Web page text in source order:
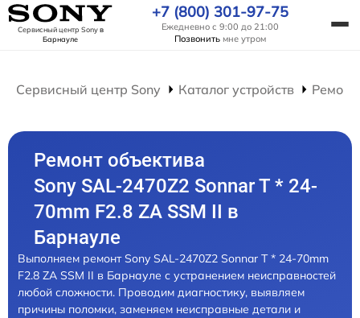
Сервисный центр Sonyв
Барнауле
+7 (800) 301-97-75
Ежедневно с 9:00 до 21:00
Позвонить мне утром
Сервисный центр Sony Каталог устройств
Ремонт объектива
Sony SAL-2470Z2 Sonnar T * 24-
70mm F2.8 ZA SSM II в
Барнауле
Выполняем ремонт Sony SAL-2470Z2 Sonnar T * 24-70mm
F2.8 ZA SSM II в Барнауле с устранением неисправностей
любой сложности. Проводим диагностику, выявляем
причины поломки, заменяем неисправные детали и